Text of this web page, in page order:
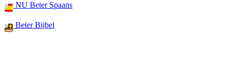
NU Beter Spaans
Beter Bijbel